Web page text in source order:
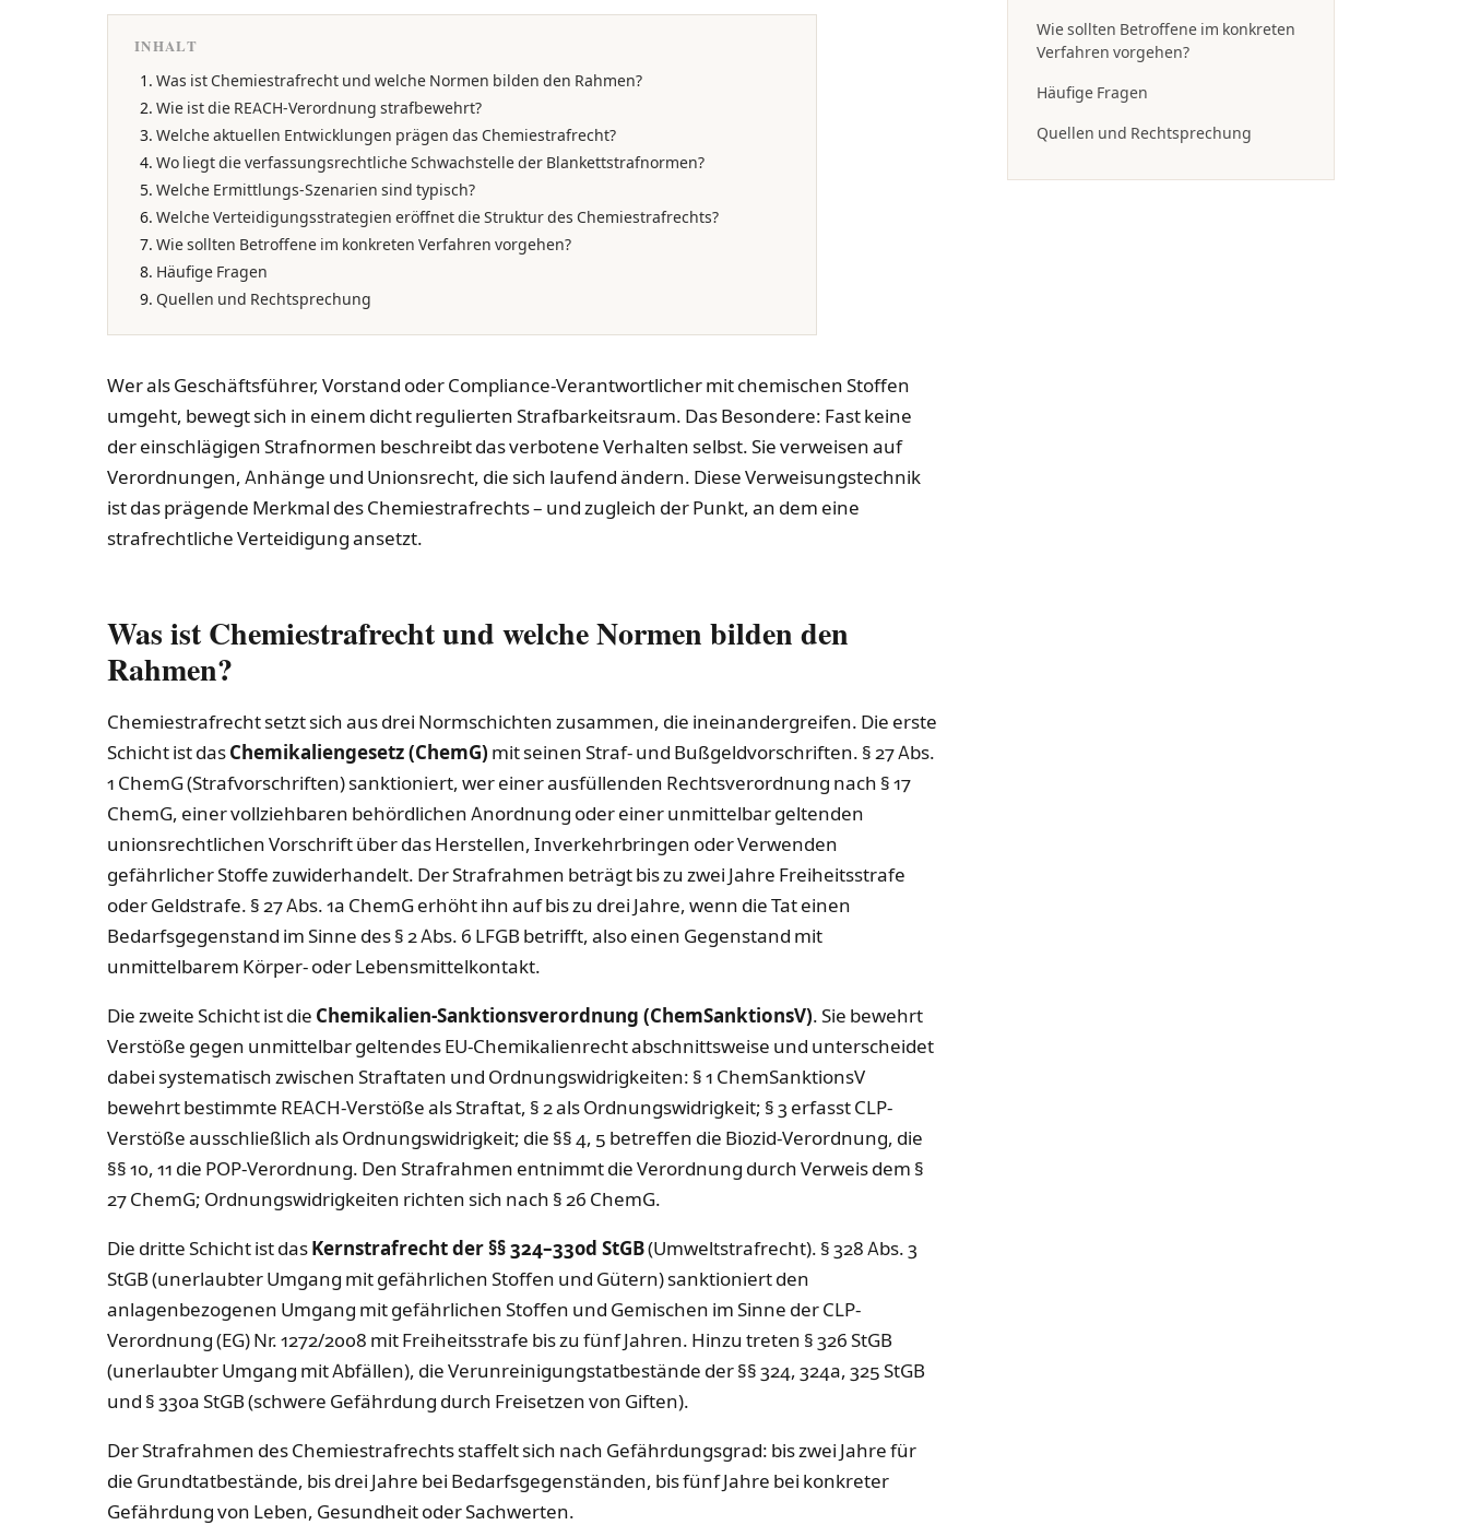
INHALT
Was ist Chemiestrafrecht und welche Normen bilden den Rahmen?
Wie ist die REACH-Verordnung strafbewehrt?
Welche aktuellen Entwicklungen prägen das Chemiestrafrecht?
Wo liegt die verfassungsrechtliche Schwachstelle der Blankettstrafnormen?
Welche Ermittlungs-Szenarien sind typisch?
Welche Verteidigungsstrategien eröffnet die Struktur des Chemiestrafrechts?
Wie sollten Betroffene im konkreten Verfahren vorgehen?
Häufige Fragen
Quellen und Rechtsprechung
Wer als Geschäftsführer, Vorstand oder Compliance-Verantwortlicher mit chemischen Stoffen
umgeht, bewegt sich in einem dicht regulierten Strafbarkeitsraum. Das Besondere: Fast keine
der einschlägigen Strafnormen beschreibt das verbotene Verhalten selbst. Sie verweisen auf
Verordnungen, Anhänge und Unionsrecht, die sich laufend ändern. Diese Verweisungstechnik
ist das prägende Merkmal des Chemiestrafrechts – und zugleich der Punkt, an dem eine
strafrechtliche Verteidigung ansetzt.
Was ist Chemiestrafrecht und welche Normen bilden den
Rahmen?
Chemiestrafrecht setzt sich aus drei Normschichten zusammen, die ineinandergreifen. Die erste
Schicht ist dasChemikaliengesetz (ChemG) mit seinen Straf- und Bußgeldvorschriften. § 27 Abs.
1 ChemG (Strafvorschriften) sanktioniert, wer einer ausfüllenden Rechtsverordnung nach § 17
ChemG, einer vollziehbaren behördlichen Anordnung oder einer unmittelbar geltenden
unionsrechtlichen Vorschrift über das Herstellen, Inverkehrbringen oder Verwenden
gefährlicher Stoffe zuwiderhandelt. Der Strafrahmen beträgt bis zu zwei Jahre Freiheitsstrafe
oder Geldstrafe. § 27 Abs. 1a ChemG erhöht ihn auf bis zu drei Jahre, wenn die Tat einen
Bedarfsgegenstand im Sinne des § 2 Abs. 6 LFGB betrifft, also einen Gegenstand mit
unmittelbarem Körper- oder Lebensmittelkontakt.
Die zweite Schicht ist die Chemikalien-Sanktionsverordnung (ChemSanktionsV). Sie bewehrt
Verstöße gegen unmittelbar geltendes EU-Chemikalienrecht abschnittsweise und unterscheidet
dabei systematisch zwischen Straftaten und Ordnungswidrigkeiten: § 1 ChemSanktionsV
bewehrt bestimmte REACH-Verstöße als Straftat, § 2 als Ordnungswidrigkeit; § 3 erfasst CLP-
Verstöße ausschließlich als Ordnungswidrigkeit; die §§ 4, 5 betreffen die Biozid-Verordnung, die
§§ 10, 11 die POP-Verordnung. Den Strafrahmen entnimmt die Verordnung durch Verweis dem §
27 ChemG; Ordnungswidrigkeiten richten sich nach § 26 ChemG.
Die dritte Schicht ist dasKernstrafrecht der §§ 324–330d StGB(Umweltstrafrecht). § 328 Abs. 3
StGB (unerlaubter Umgang mit gefährlichen Stoffen und Gütern) sanktioniert den
anlagenbezogenen Umgang mit gefährlichen Stoffen und Gemischen im Sinne der CLP-
Verordnung (EG) Nr. 1272/2008 mit Freiheitsstrafe bis zu fünf Jahren. Hinzu treten § 326 StGB
(unerlaubter Umgang mit Abfällen), die Verunreinigungstatbestände der §§ 324, 324a, 325 StGB
und § 330a StGB (schwere Gefährdung durch Freisetzen von Giften).
Der Strafrahmen des Chemiestrafrechts staffelt sich nach Gefährdungsgrad: bis zwei Jahre für
die Grundtatbestände, bis drei Jahre bei Bedarfsgegenständen, bis fünf Jahre bei konkreter
Gefährdung von Leben, Gesundheit oder Sachwerten.
Wie sollten Betroffene im konkreten
Verfahren vorgehen?
Häufige Fragen
Quellen und Rechtsprechung